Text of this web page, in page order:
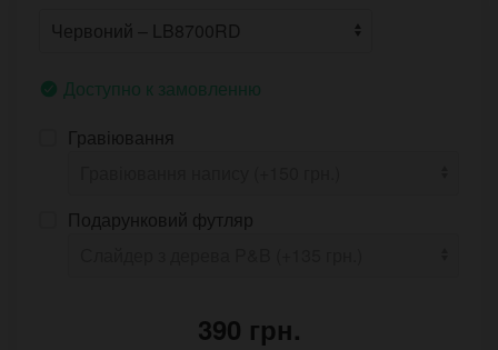
Доступно к замовленню
Гравіювання
Подарунковий футляр
390 грн.